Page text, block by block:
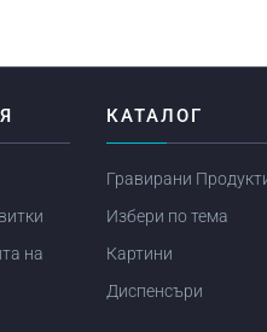
на
КАТАЛОГ
Гравирани
Избери по тема
Картини
Диспенсъри